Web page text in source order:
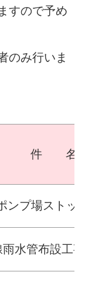
すので予め
のみ行いま
件 名
プ場ストッ
雨水管布設工事